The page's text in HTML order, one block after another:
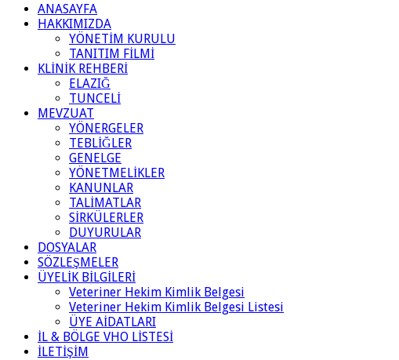
ANASAYFA
HAKKIMIZDA
YÖNETİM KURULU
TANITIM FİLMİ
KLİNİK REHBERİ
ELAZIĞ
TUNCELİ
MEVZUAT
YÖNERGELER
TEBLİĞLER
GENELGE
YÖNETMELİKLER
KANUNLAR
TALİMATLAR
SİRKÜLERLER
DUYURULAR
DOSYALAR
SÖZLEŞMELER
ÜYELİK BİLGİLERİ
Veteriner Hekim Kimlik Belgesi
Veteriner Hekim Kimlik Belgesi Listesi
ÜYE AİDATLARI
İL & BÖLGE VHO LİSTESİ
İLETİŞİM